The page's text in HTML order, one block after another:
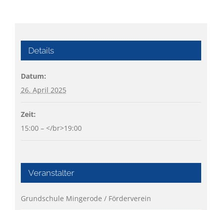
Details
Datum:
26. April 2025
Zeit:
15:00 – </br>19:00
Veranstalter
Grundschule Mingerode / Förderverein